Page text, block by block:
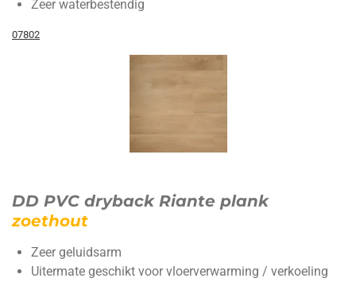
Zeer waterbestendig
07802
DD PVC dryback Riante plank
zoethout
Zeer geluidsarm
Uitermate geschikt voor vloerverwarming / verkoeling